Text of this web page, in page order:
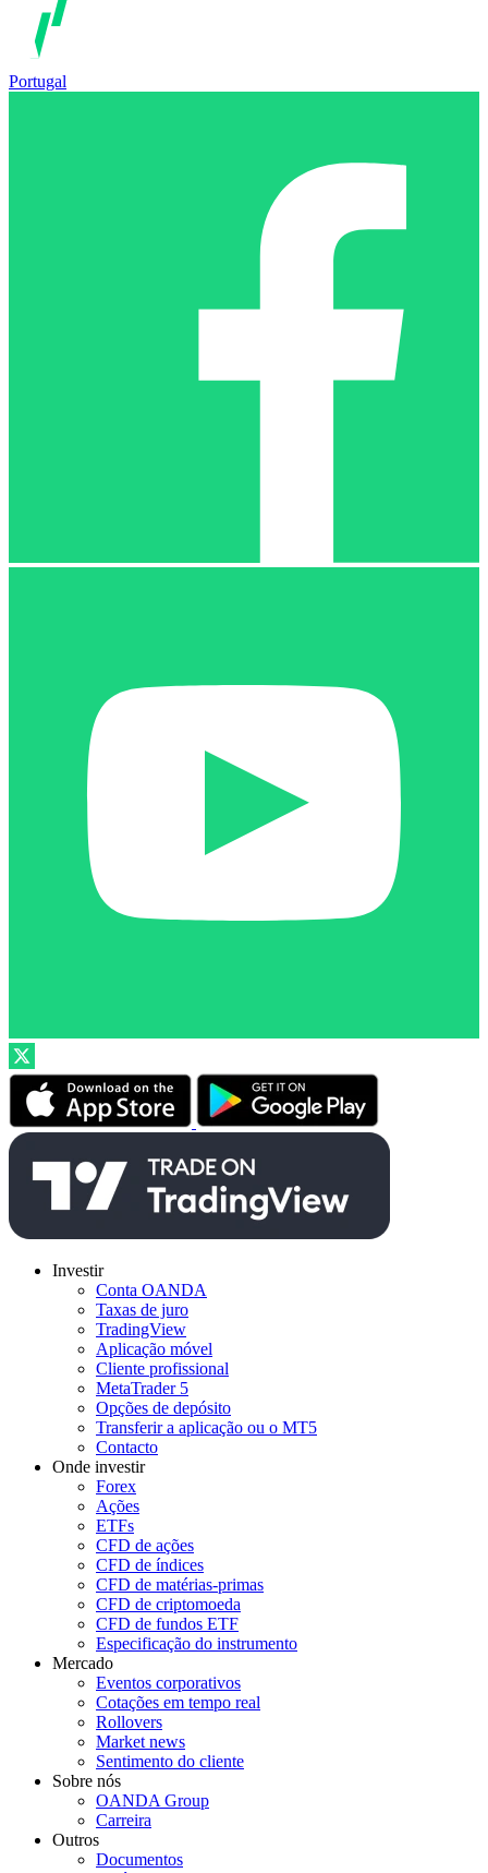
Portugal
Investir
Conta OANDA
Taxas de juro
TradingView
Aplicação móvel
Cliente profissional
MetaTrader 5
Opções de depósito
Transferir a aplicação ou o MT5
Contacto
Onde investir
Forex
Ações
ETFs
CFD de ações
CFD de índices
CFD de matérias-primas
CFD de criptomoeda
CFD de fundos ETF
Especificação do instrumento
Mercado
Eventos corporativos
Cotações em tempo real
Rollovers
Market news
Sentimento do cliente
Sobre nós
OANDA Group
Carreira
Outros
Documentos